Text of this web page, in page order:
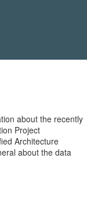
about the recently
Project
Architecture
about the data